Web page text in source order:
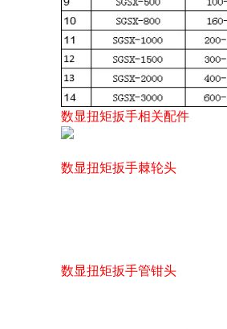
数显扭矩扳手相关配件
数显扭矩扳手棘轮头
数显扭矩扳手管钳头